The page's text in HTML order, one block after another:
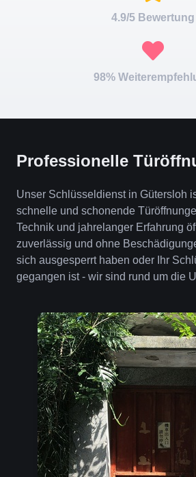
4.9/5 Bewertung
98%
Professionelle
Unser Schlüsseldienst in Gütersloh
schnelle und schonende
Technik und jahrelanger Erfahrung
zuverlässig und ohne
sich ausgesperrt haben oder Ihr
gegangen ist - wir sind rund um die